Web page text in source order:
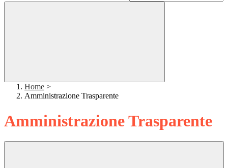
Home >
Amministrazione Trasparente
Amministrazione Trasparente